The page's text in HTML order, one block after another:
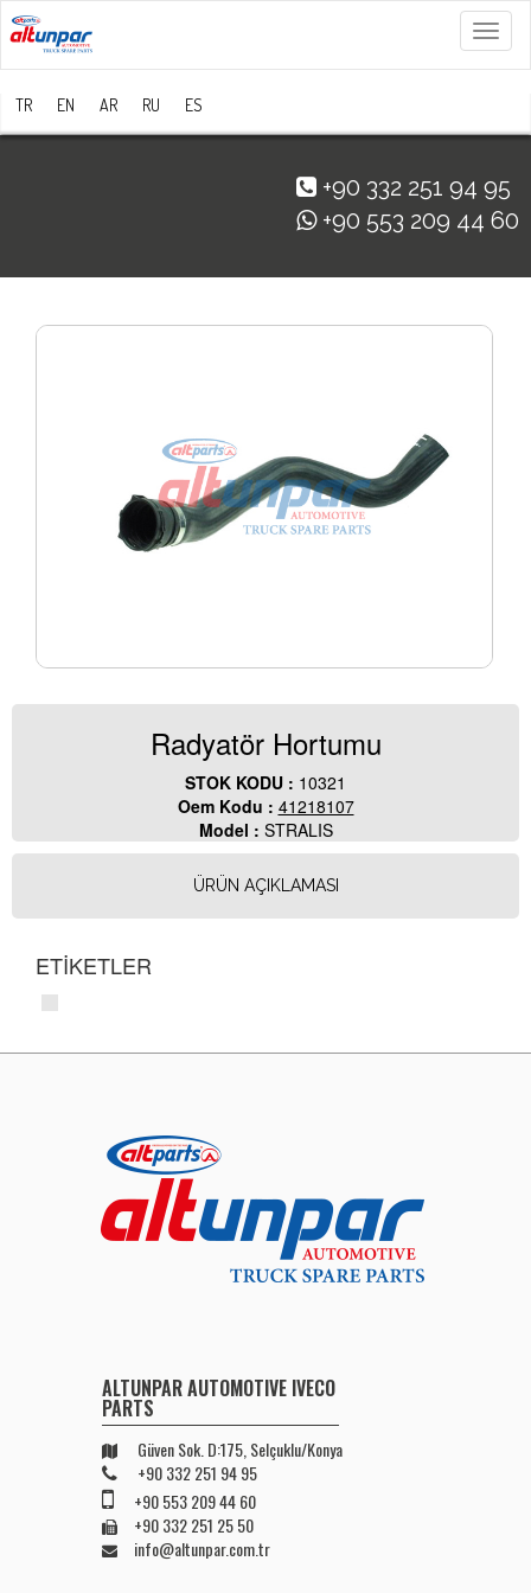
Menü
TR EN AR RU ES
+90 332 251 94 95
+90 553 209 44 60
Radyatör Hortumu
STOK KODU : 10321
Oem Kodu : 41218107
Model : STRALIS
ÜRÜN AÇIKLAMASI
ETİKETLER
ALTUNPAR AUTOMOTIVE IVECO
PARTS
Güven Sok. D:175, Selçuklu/Konya
+90 332 251 94 95
+90 553 209 44 60
+90 332 251 25 50
info@altunpar.com.tr